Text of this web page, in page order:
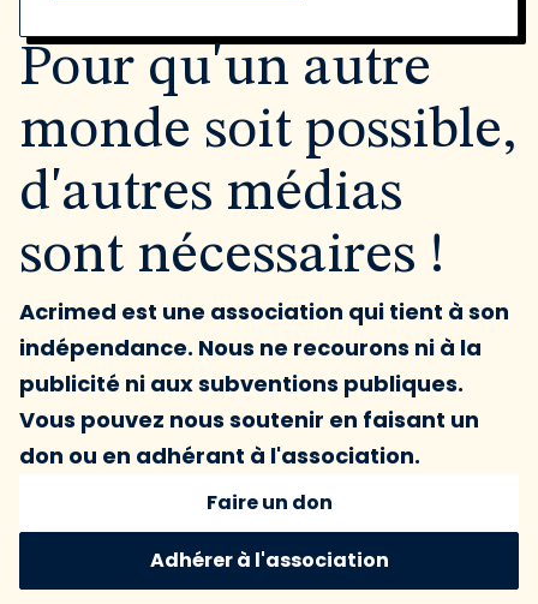
Pour qu'un autre
monde soit possible,
d'autres médias
sont nécessaires !
Acrimed est une association qui tient à son
indépendance. Nous ne recourons ni à la
publicité ni aux subventions publiques.
Vous pouvez nous soutenir en faisant un
don ou en adhérant à l'association.
Faire un don
Adhérer à l'association